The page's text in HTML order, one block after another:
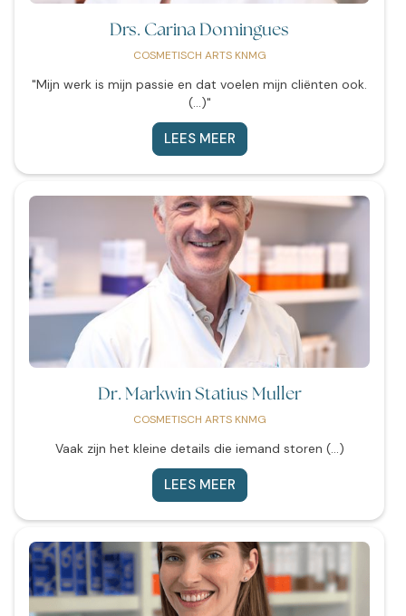
Drs. Carina Domingues
COSMETISCH ARTS KNMG
"Mijn werk is mijn passie en dat voelen mijn cliënten ook.
(...)"
LEES MEER
Dr. Markwin Statius Muller
COSMETISCH ARTS KNMG
Vaak zijn het kleine details die iemand storen (...)
LEES MEER